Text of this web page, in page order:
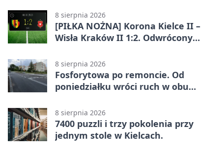
8 sierpnia 2026
[PIŁKA NOŻNA] Korona Kielce II –
Wisła Kraków II 1:2. Odwrócony
(Grupa IV)
8 sierpnia 2026
Fosforytowa po remoncie. Od
poniedziałku wróci ruch w obu
8 sierpnia 2026
7400 puzzli i trzy pokolenia przy
jednym stole w Kielcach.